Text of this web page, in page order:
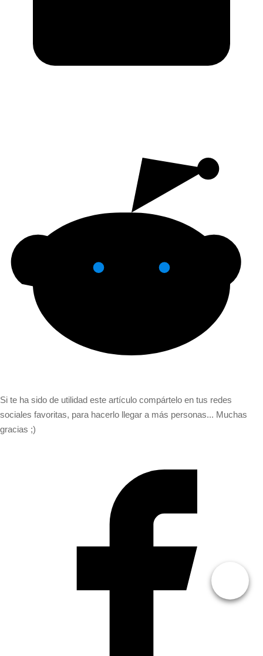
Si te ha sido de utilidad este artículo compártelo en tus redes
sociales favoritas, para hacerlo llegar a más personas... Muchas
gracias ;)